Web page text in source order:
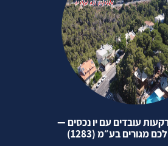
עובדים עם יו נכסים —
מגורים בע״מ (1283)